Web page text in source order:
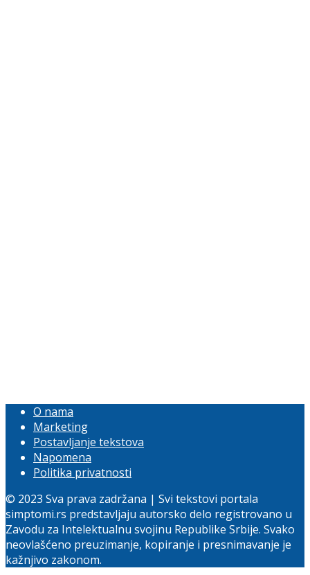
O nama
Marketing
Postavljanje tekstova
Napomena
Politika privatnosti
© 2023 Sva prava zadržana | Svi tekstovi portala
simptomi.rs predstavljaju autorsko delo registrovano u
Zavodu za Intelektualnu svojinu Republike Srbije. Svako
neovlašćeno preuzimanje, kopiranje i presnimavanje je
kažnjivo zakonom.